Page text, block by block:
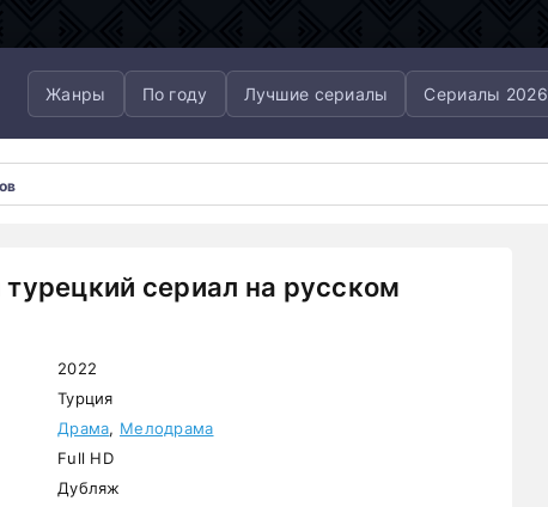
Жанры По году Лучшие сериалы Сериалы 2026
сериал на русском
2022
Турция
Драма, Мелодрама
Full HD
Дубляж